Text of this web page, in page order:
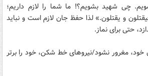
چی شهید بشویم؟! ما شما را لازم داریم؛
و یقتلون.» لذا حفظ جان لازم است و نباید
حتی برای نماز.
مغرور نشود/نیروهای خط شکن، خود را برتر